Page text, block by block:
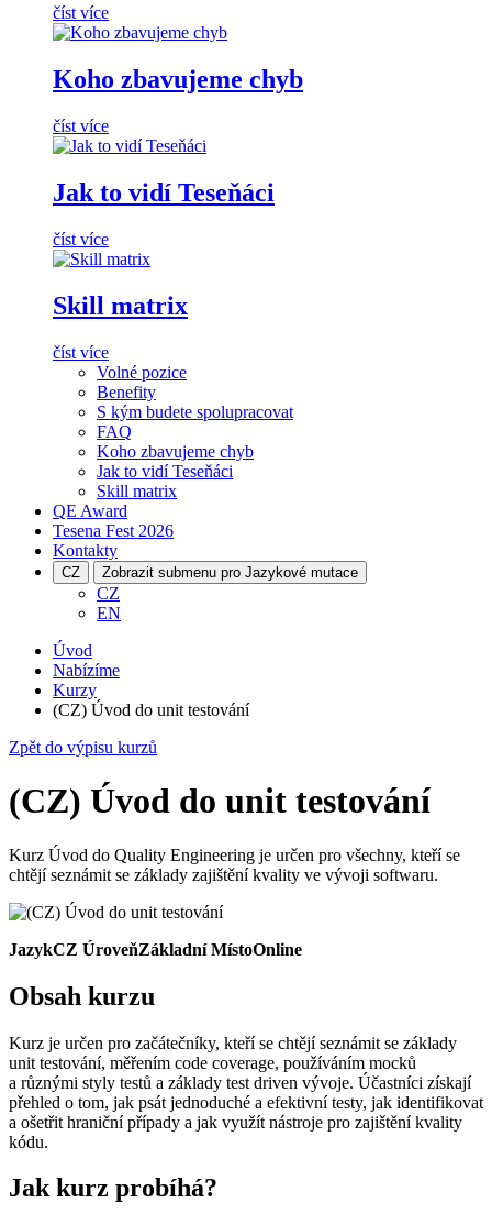
číst více
Koho zbavujeme chyb
číst více
Jak to vidí Teseňáci
číst více
Skill matrix
číst více
Volné pozice
Benefity
S kým budete spolupracovat
FAQ
Koho zbavujeme chyb
Jak to vidí Teseňáci
Skill matrix
QE Award
Tesena Fest 2026
Kontakty
CZ Zobrazit submenu pro Jazykové mutace
CZ
EN
Úvod
Nabízíme
Kurzy
(CZ) Úvod do unit testování
Zpět do výpisu kurzů
(CZ) Úvod do unit testování
Kurz Úvod do Quality Engineering je určen pro všechny, kteří se
chtějí seznámit se základy zajištění kvality ve vývoji softwaru.
JazykCZ ÚroveňZákladní MístoOnline
Obsah kurzu
Kurz je určen pro začátečníky, kteří se chtějí seznámit se základy
unit testování, měřením code coverage, používáním mocků
a různými styly testů a základy test driven vývoje. Účastníci získají
přehled o tom, jak psát jednoduché a efektivní testy, jak identifikovat
a ošetřit hraniční případy a jak využít nástroje pro zajištění kvality
kódu.
Jak kurz probíhá?